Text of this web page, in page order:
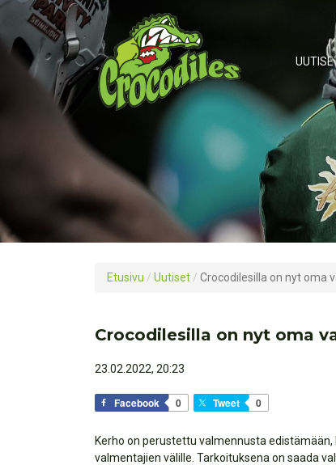
Etusivu / Uutiset / Crocodilesilla on nyt oma
Crocodilesilla on nyt oma
23.02.2022, 20:23
Facebook 0 Tweet 0
Kerho on perustettu valmennusta
valmentajien välille. Tarkoituksena on saada